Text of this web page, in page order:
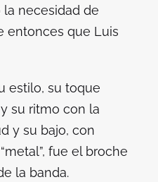
necesidad de
entonces que Luis
estilo, su toque
su ritmo con la
y su bajo, con
fue el broche
la banda.